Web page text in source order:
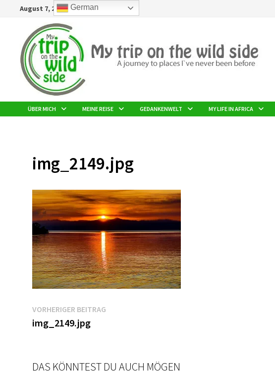
ZurückAugust 7, 2026
ÜBER MICH MEINE REISE GEDANKENWELT MY LIFE IN AFRICA
img_2149.jpg
Beitragsnavigation
VORHERIGER BEITRAG
img_2149.jpg
DAS KÖNNTEST DU AUCH MÖGEN
German